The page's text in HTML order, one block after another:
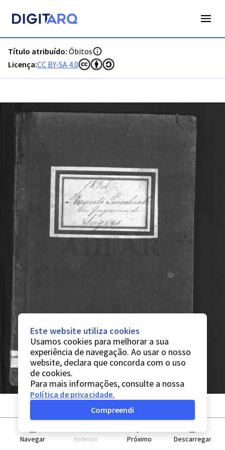
Título atribuído: Óbitos
Licença:CC BY-SA 4.0
Navegar Anterior Próximo Descarregar
Este website utiliza cookies
Usamos cookies para melhorar a sua
experiência de navegação. Ao usar o nosso
website, declara que concorda com o uso
de cookies.
Para mais informações, consulte a nossa
Política de privacidade.
Compreendi